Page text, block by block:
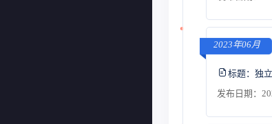
2023年06月
标题： 独
发布日期：